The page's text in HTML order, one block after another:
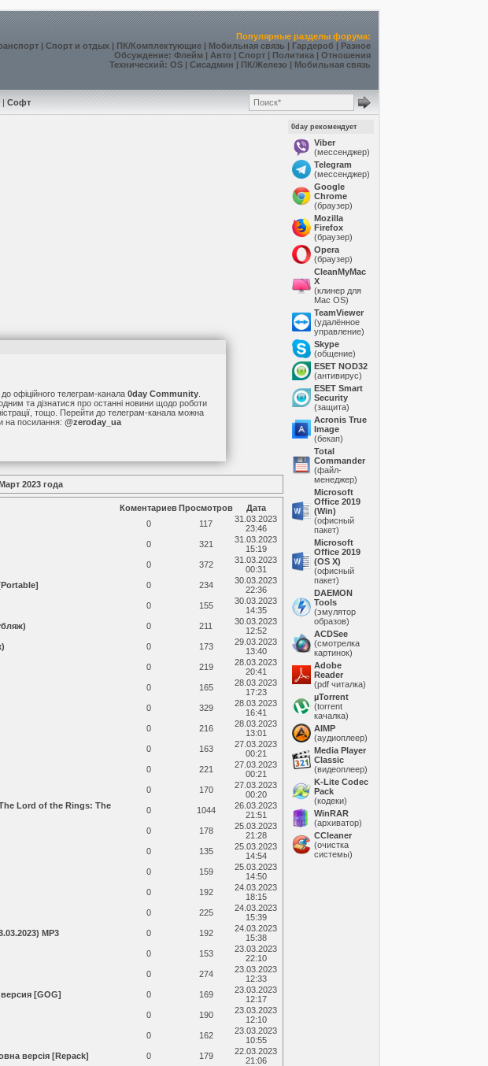
Популярные разделы форума:
|Спорт и отдых |ПК/Комплектующие |Мобильная связь | Гардероб |Разное
Обсуждение:Флейм | Авто |Спорт | Политика |Отношения
Технический:OS |Сисадмин | ПК/Железо | Мобильная связь
|Софт
офіційного телеграм-канала 0day Community.
та дізнатися про останні новини щодо роботи
тощо. Перейти до телеграм-канала можна
на посилання: @zeroday_ua
2023 года
КоментариевПросмотров
Дата
0 117
31.03.2023
23:46
0 321
31.03.2023
15:19
0 372
31.03.2023
00:31
0 234
30.03.2023
22:36
0 155
30.03.2023
14:35
0 211
30.03.2023
12:52
0 173
29.03.2023
13:40
0 219
28.03.2023
20:41
0 165
28.03.2023
17:23
0 329
28.03.2023
16:41
0 216
28.03.2023
13:01
0 163
27.03.2023
00:21
0 221
27.03.2023
00:21
0 170
27.03.2023
00:20
Lord of the Rings: The
0 1044
26.03.2023
21:51
0 178
25.03.2023
21:28
0 135
25.03.2023
14:54
0 159
25.03.2023
14:50
0 192
24.03.2023
18:15
0 225
24.03.2023
15:39
MP3
0 192
24.03.2023
15:38
0 153
23.03.2023
22:10
0 274
23.03.2023
12:33
[GOG]
0 169
23.03.2023
12:17
0 190
23.03.2023
12:10
0 162
23.03.2023
10:55
версія [Repack]
0 179
22.03.2023
21:06
0day рекомендует
Viber
(мессенджер)
Telegram
(мессенджер)
Google
Chrome
(браузер)
Mozilla
Firefox
(браузер)
Opera
(браузер)
CleanMyMac
X
(клинер для
Mac OS)
TeamViewer
(удалённое
управление)
Skype
(общение)
ESET NOD32
(антивирус)
ESET Smart
Security
(защита)
Acronis True
Image
(бекап)
Total
Commander
(файл-
менеджер)
Microsoft
Office 2019
(Win)
(офисный
пакет)
Microsoft
Office 2019
(OS X)
(офисный
пакет)
DAEMON
Tools
(эмулятор
образов)
ACDSee
(смотрелка
картинок)
Adobe
Reader
(pdf читалка)
µTorrent
(torrent
качалка)
AIMP
(аудиоплеер)
Media Player
Classic
(видеоплеер)
K-Lite Codec
Pack
(кодеки)
WinRAR
(архиватор)
ССleaner
(очистка
системы)